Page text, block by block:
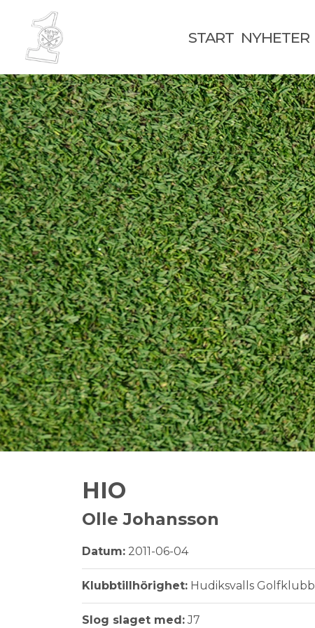
START NYHETER
HIO
Olle Johansson
Datum: 2011-06-04
Klubbtillhörighet: Hudiksvalls Golfklubb
Slog slaget med:J7